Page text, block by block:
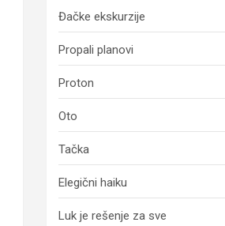
Đačke ekskurzije
Propali planovi
Proton
Oto
Tačka
Elegični haiku
Luk je rešenje za sve